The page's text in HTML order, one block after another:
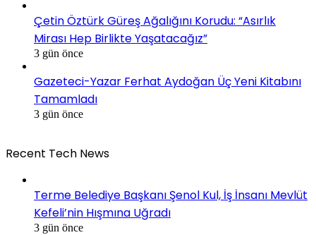
Çetin Öztürk Güreş Ağalığını Korudu: “Asırlık
Mirası Hep Birlikte Yaşatacağız”
3 gün önce
Gazeteci-Yazar Ferhat Aydoğan Üç Yeni Kitabını
Tamamladı
3 gün önce
Recent Tech News
Terme Belediye Başkanı Şenol Kul, İş İnsanı Mevlüt
Kefeli’nin Hışmına Uğradı
3 gün önce